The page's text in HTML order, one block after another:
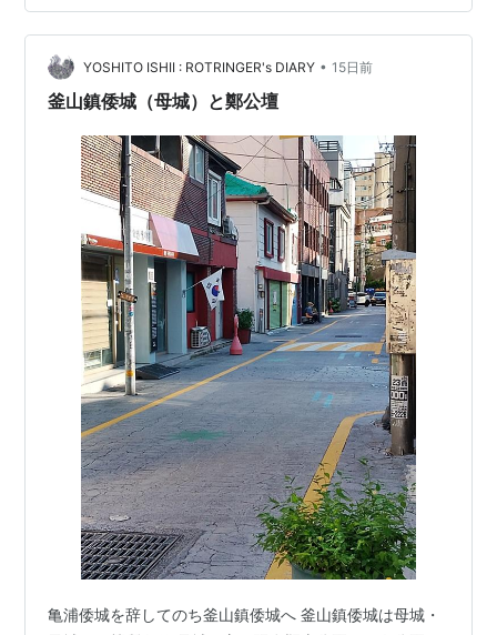
号で目的地までかかる時間が10分から20分くらい違うの
ね。今目の前を通り過ぎてったバスが最短の時間で目的
地まで到着するバスだったんだよね〜^^; 次に目的地まで
最短のバスが来るまで18分の表記。10分くらいで目的地
YOSHITO ISHII : ROTRINGER's DIARY • 15日前
釜山鎮倭城（母城）と鄭公壇
亀浦倭城を辞してのち釜山鎮倭城へ 釜山鎮倭城は母城・